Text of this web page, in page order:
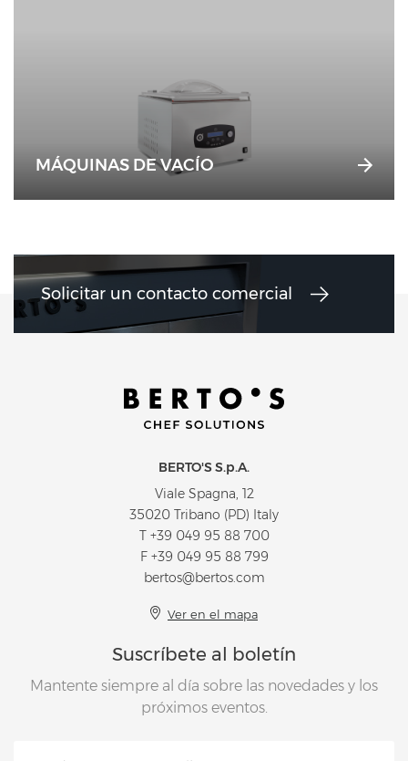
MÁQUINAS DE VACÍO
Solicitar un contacto comercial
BERTO'S S.p.A.
Viale Spagna, 12
35020 Tribano (PD) Italy
T +39 049 95 88 700
F +39 049 95 88 799
bertos@bertos.com
Ver en el mapa
Suscríbete al boletín
Mantente siempre al día sobre las novedades y los
próximos eventos.